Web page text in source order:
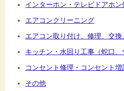
インターホン・テレビドアホ
エアコンクリーニング
エアコン取り付け、修理、交
キッチン・水回り工事（蛇口、
コンセント修理・コンセント
その他